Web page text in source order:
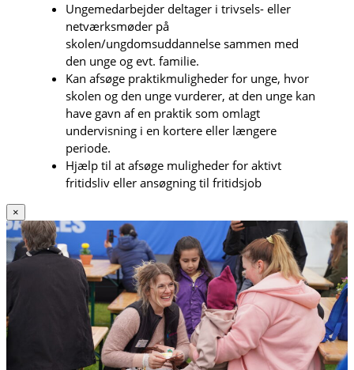
Ungemedarbejder deltager i trivsels- eller
netværksmøder på
skolen/ungdomsuddannelse sammen med
den unge og evt. familie.
Kan afsøge praktikmuligheder for unge, hvor
skolen og den unge vurderer, at den unge kan
have gavn af en praktik som omlagt
undervisning i en kortere eller længere
periode.
Hjælp til at afsøge muligheder for aktivt
fritidsliv eller ansøgning til fritidsjob
×